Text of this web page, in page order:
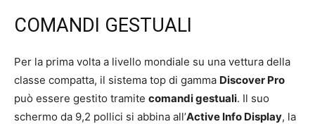
COMANDI GESTUALI
Per la prima volta a livello mondiale su una vettura della
classe compatta, il sistema top di gamma Discover Pro
può essere gestito tramite comandi gestuali. Il suo
schermo da 9,2 pollici si abbina all’Active Info Display, la